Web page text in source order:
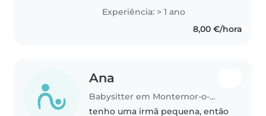
escolares. Sou responsável,
criativa e paciente, com
formação em intervenção em
Experiência: > 1 ano
8,00 €/hora
Ana
Babysitter em Montemor-o-Novo
tenho uma irmã pequena, então